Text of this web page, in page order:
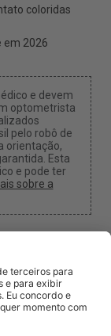
coloridas
em 2026
e devem
optometrista
pelo robô de
orientação,
Esta
e pode ter
sobre a
um dos